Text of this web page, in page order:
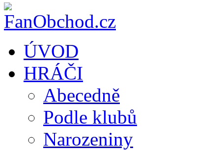
ÚVOD
HRÁČI
Abecedně
Podle klubů
Narozeniny